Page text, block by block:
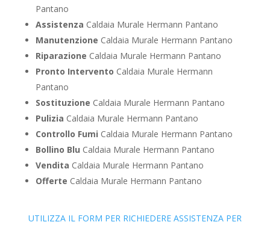
Pantano
Assistenza Caldaia Murale Hermann Pantano
Manutenzione Caldaia Murale Hermann Pantano
Riparazione Caldaia Murale Hermann Pantano
Pronto Intervento Caldaia Murale Hermann
Pantano
Sostituzione Caldaia Murale Hermann Pantano
Pulizia Caldaia Murale Hermann Pantano
Controllo Fumi Caldaia Murale Hermann Pantano
Bollino Blu Caldaia Murale Hermann Pantano
Vendita Caldaia Murale Hermann Pantano
Offerte Caldaia Murale Hermann Pantano
UTILIZZA IL FORM PER RICHIEDERE ASSISTENZA PER